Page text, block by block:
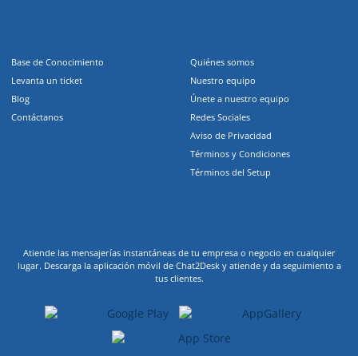
Base de Conocimiento
Levanta un ticket
Blog
Contáctanos
Quiénes somos
Nuestro equipo
Únete a nuestro equipo
Redes Sociales
Aviso de Privacidad
Términos y Condiciones
Términos del Setup
Atiende las mensajerías instantáneas de tu empresa o negocio en cualquier
lugar. Descarga la aplicación móvil de Chat2Desk y atiende y da seguimiento a
tus clientes.